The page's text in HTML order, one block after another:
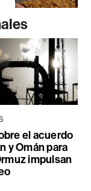
el acuerdo
y Omán para
impulsan